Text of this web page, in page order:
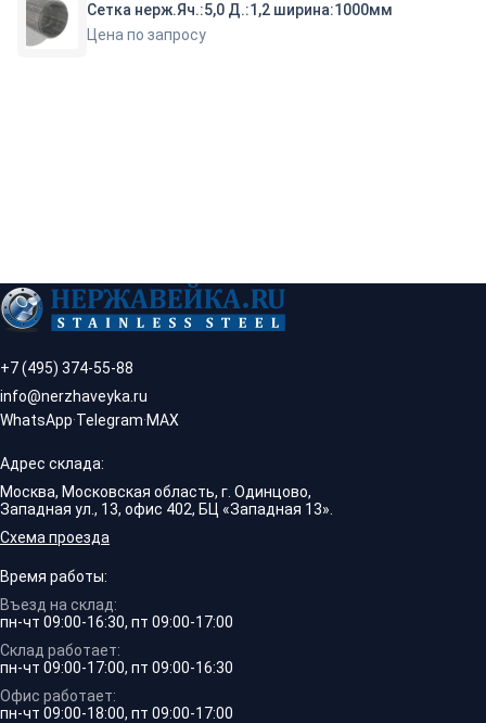
Сетка нерж.Яч.:5,0 Д.:1,2 ширина:1000мм
Цена по запросу
+7 (495) 374-55-88
info@nerzhaveyka.ru
WhatsApp·Telegram·MAX
Адрес склада:
Москва, Московская область, г. Одинцово,
Западная ул., 13, офис 402, БЦ «Западная 13».
Схема проезда
Время работы:
Въезд на склад:
пн-чт 09:00-16:30, пт 09:00-17:00
Склад работает:
пн-чт 09:00-17:00, пт 09:00-16:30
Офис работает:
пн-чт 09:00-18:00, пт 09:00-17:00